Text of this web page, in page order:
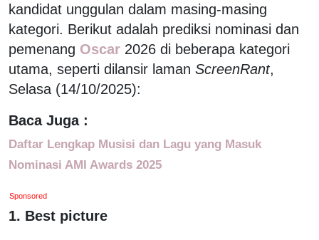
kandidat unggulan dalam masing-masing
kategori. Berikut adalah prediksi nominasi dan
pemenang Oscar 2026 di beberapa kategori
utama, seperti dilansir laman ScreenRant,
Selasa (14/10/2025):
Baca Juga :
Daftar Lengkap Musisi dan Lagu yang Masuk
Nominasi AMI Awards 2025
Sponsored
1. Best picture